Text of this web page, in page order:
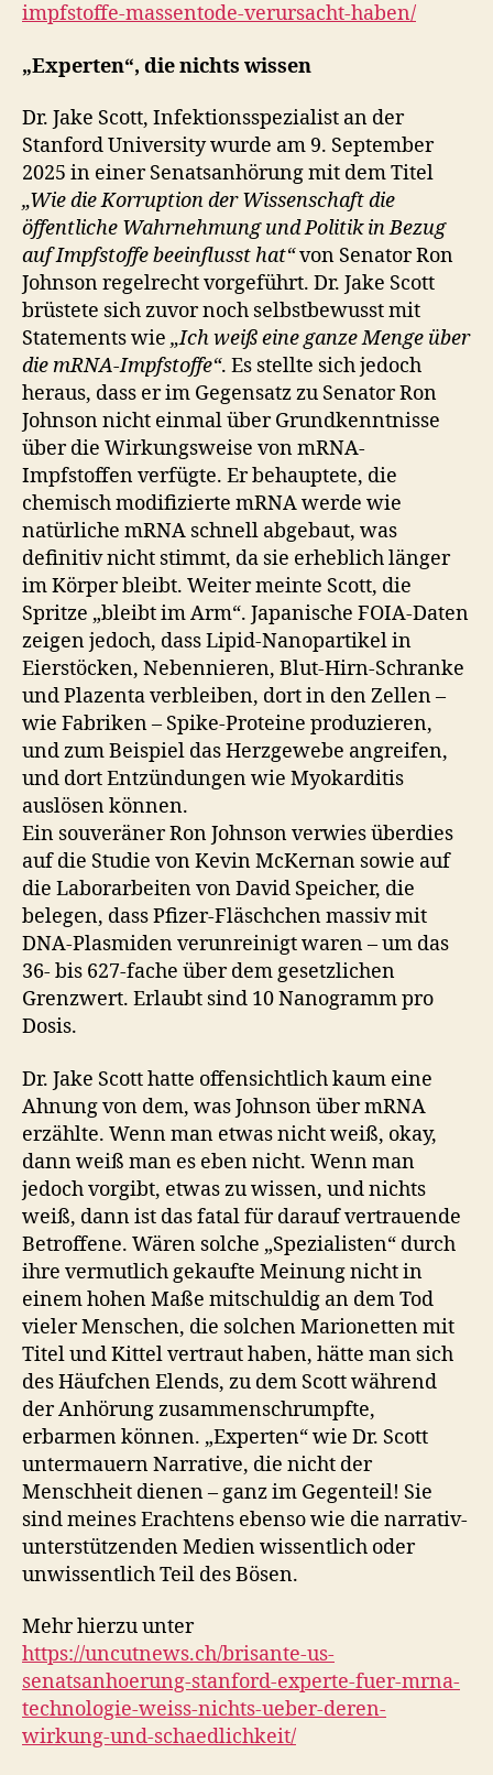
impfstoffe-massentode-verursacht-haben/
„Experten“, die nichts wissen
Dr. Jake Scott, Infektionsspezialist an der
Stanford University wurde am 9. September
2025 in einer Senatsanhörung mit dem Titel
„Wie die Korruption der Wissenschaft die
öffentliche Wahrnehmung und Politik in Bezug
auf Impfstoffe beeinflusst hat“von Senator Ron
Johnson regelrecht vorgeführt. Dr. Jake Scott
brüstete sich zuvor noch selbstbewusst mit
Statements wie „Ich weiß eine ganze Menge über
die mRNA-Impfstoffe“. Es stellte sich jedoch
heraus, dass er im Gegensatz zu Senator Ron
Johnson nicht einmal über Grundkenntnisse
über die Wirkungsweise von mRNA-
Impfstoffen verfügte. Er behauptete, die
chemisch modifizierte mRNA werde wie
natürliche mRNA schnell abgebaut, was
definitiv nicht stimmt, da sie erheblich länger
im Körper bleibt. Weiter meinte Scott, die
Spritze „bleibt im Arm“. Japanische FOIA-Daten
zeigen jedoch, dass Lipid-Nanopartikel in
Eierstöcken, Nebennieren, Blut-Hirn-Schranke
und Plazenta verbleiben, dort in den Zellen –
wie Fabriken – Spike-Proteine produzieren,
und zum Beispiel das Herzgewebe angreifen,
und dort Entzündungen wie Myokarditis
auslösen können.
Ein souveräner Ron Johnson verwies überdies
auf die Studie von Kevin McKernan sowie auf
die Laborarbeiten von David Speicher, die
belegen, dass Pfizer-Fläschchen massiv mit
DNA-Plasmiden verunreinigt waren – um das
36- bis 627-fache über dem gesetzlichen
Grenzwert. Erlaubt sind 10 Nanogramm pro
Dosis.
Dr. Jake Scott hatte offensichtlich kaum eine
Ahnung von dem, was Johnson über mRNA
erzählte. Wenn man etwas nicht weiß, okay,
dann weiß man es eben nicht. Wenn man
jedoch vorgibt, etwas zu wissen, und nichts
weiß, dann ist das fatal für darauf vertrauende
Betroffene. Wären solche „Spezialisten“ durch
ihre vermutlich gekaufte Meinung nicht in
einem hohen Maße mitschuldig an dem Tod
vieler Menschen, die solchen Marionetten mit
Titel und Kittel vertraut haben, hätte man sich
des Häufchen Elends, zu dem Scott während
der Anhörung zusammenschrumpfte,
erbarmen können. „Experten“ wie Dr. Scott
untermauern Narrative, die nicht der
Menschheit dienen – ganz im Gegenteil! Sie
sind meines Erachtens ebenso wie die narrativ-
unterstützenden Medien wissentlich oder
unwissentlich Teil des Bösen.
Mehr hierzu unter
https://uncutnews.ch/brisante-us-
senatsanhoerung-stanford-experte-fuer-mrna-
technologie-weiss-nichts-ueber-deren-
wirkung-und-schaedlichkeit/